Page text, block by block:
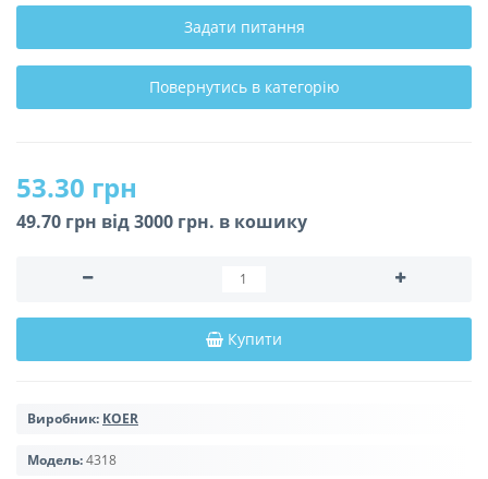
Задати питання
Повернутись в категорію
53.30 грн
49.70 грн вiд 3000 грн. в кошику
Купити
Виробник: KOER
Модель:4318